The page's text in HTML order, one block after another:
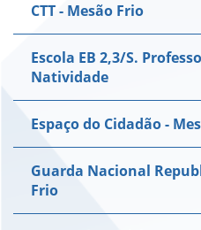
CTT - Mesão Frio
Escola EB 2,3/S.
Natividade
Espaço do Cidadão -
Guarda Nacional
Frio